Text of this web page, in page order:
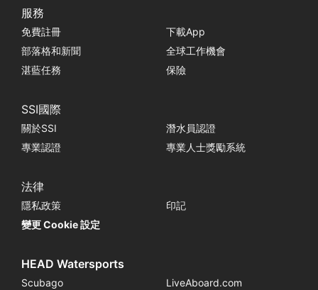
服務
免費註冊
下載App
部落格和新聞
全球工作機會
湛藍任務
保險
SSI國際
關於SSI
潛水員認證
專業認證
專業人士獎勵系統
法律
隱私政策
印記
變更 Cookie 設定
HEAD Watersports
Scubago LiveAboard.com